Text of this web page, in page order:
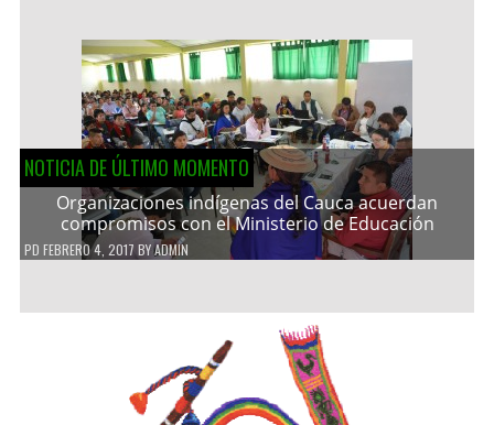
NOTICIA DE ÚLTIMO MOMENTO
Organizaciones indígenas del Cauca acuerdan
compromisos con el Ministerio de Educación
PD FEBRERO 4, 2017 BYADMIN